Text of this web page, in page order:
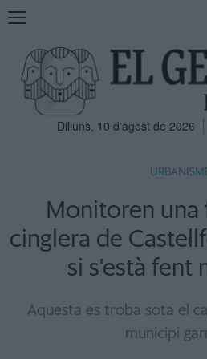
Mostra
navegació
Dilluns, 10 d'agost de 2026
Monitoren una
cinglera de
si s'està fent
Aquesta es troba sota el
municipi